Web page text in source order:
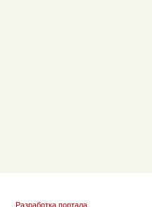
Разработка портала